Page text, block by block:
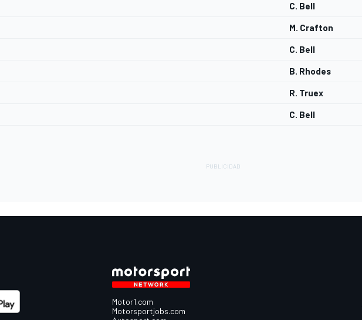
C. Bell
M. Crafton
C. Bell
B. Rhodes
R. Truex
C. Bell
Motor1.com
Motorsportjobs.com